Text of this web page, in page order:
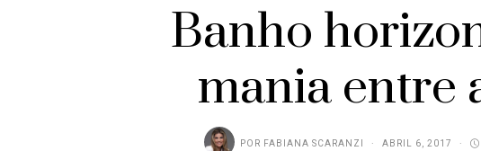
Banho
mania entre
POR FABIANA SCARANZI ABRIL 6, 2017